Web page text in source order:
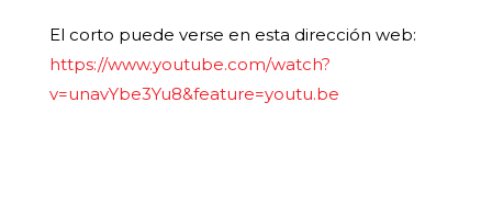
El corto puede verse en esta dirección web:
https://www.youtube.com/watch?
v=unavYbe3Yu8&feature=youtu.be